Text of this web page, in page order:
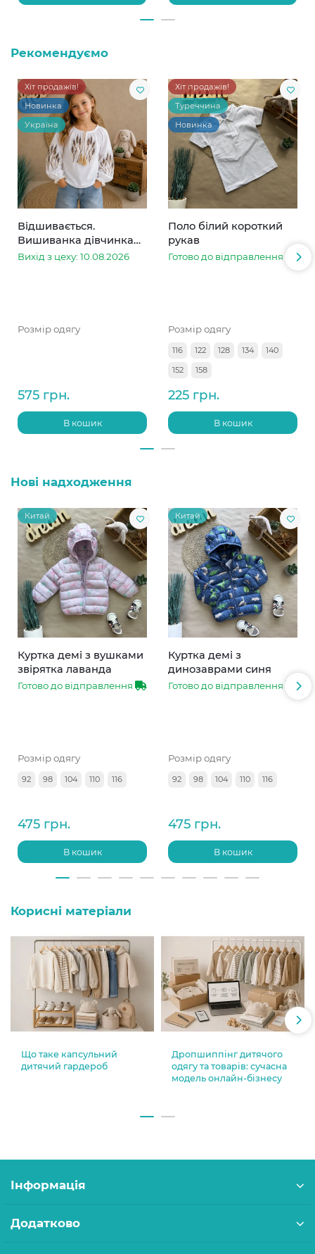
Рекомендуємо
Хіт продажів!
Новинка
Україна
Відшивається.
Вишиванка дівчинка
колоски
Вихід з цеху: 10.08.2026
Розмір одягу
575 грн.
В кошик
Хіт продажів!
Туреччина
Новинка
Поло білий короткий
рукав
Готово до відправлення
Розмір одягу
116 122 128 134
140
152
158
225 грн.
В кошик
Нові надходження
Китай
Куртка демі з вушками
звірятка лаванда
Готово до відправлення
Розмір одягу
92 98 104 110 116
475 грн.
В кошик
Китай
Куртка демі з
динозаврами синя
Готово до відправлення
Розмір одягу
92 98 104 110 116
475 грн.
В кошик
Корисні матеріали
Що таке капсульний
дитячий гардероб
Дропшиппінг дитячого
одягу та товарів: сучасна
модель онлайн-бізнесу
Інформація
Додатково